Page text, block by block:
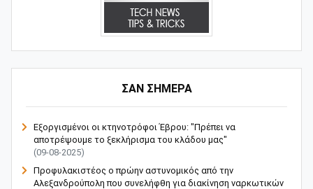
ΣΑΝ ΣΗΜΕΡΑ
Εξοργισμένοι οι κτηνοτρόφοι Έβρου: "Πρέπει να
αποτρέψουμε το ξεκλήρισμα του κλάδου μας"
(09-08-2025)
Προφυλακιστέος ο πρώην αστυνομικός από την
Αλεξανδρούπολη που συνελήφθη για διακίνηση ναρκωτικών